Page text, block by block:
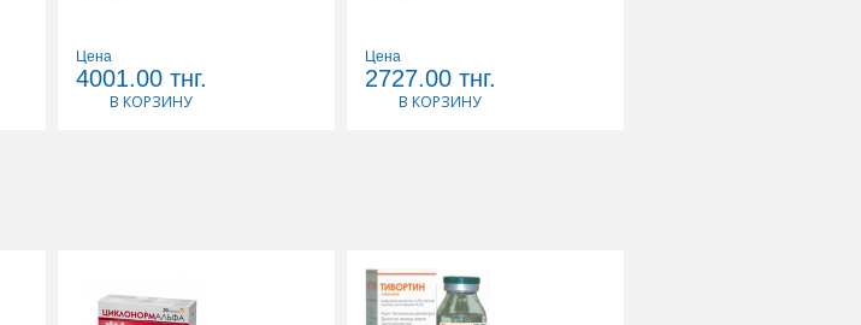
Цена
4001.00 тнг.
В КОРЗИНУ
Цена
2727.00 тнг.
В КОРЗИНУ